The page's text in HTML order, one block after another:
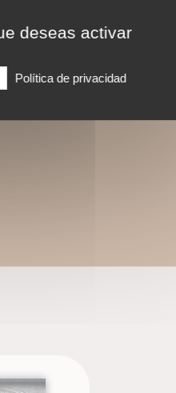
deseas activar
Política de privacidad